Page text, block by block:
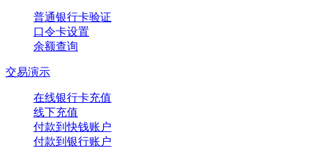
普通银行卡验证
口令卡设置
余额查询
交易演示
在线银行卡充值
线下充值
付款到快钱账户
付款到银行账户